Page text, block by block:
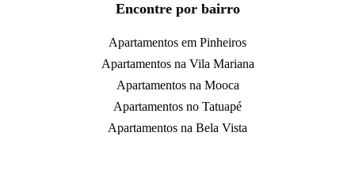
Encontre por bairro
Apartamentos em Pinheiros
Apartamentos na Vila Mariana
Apartamentos na Mooca
Apartamentos no Tatuapé
Apartamentos na Bela Vista